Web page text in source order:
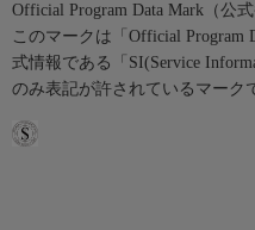
Official Program Data Mark（公
このマークは「Official Program
式情報である「SI(Service
のみ表記が許されているマーク